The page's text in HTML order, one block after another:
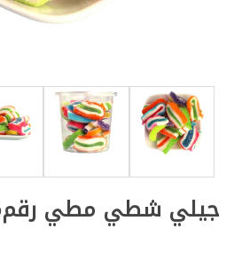
جيلي شطي مطي رقم6 سورية 150غ